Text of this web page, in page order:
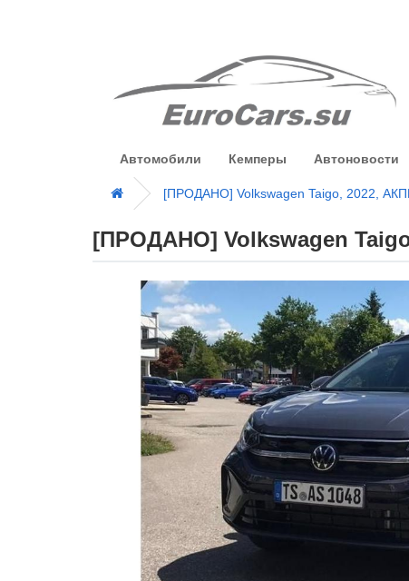
Автомобили Кемперы Автоновости
[ПРОДАНО] Volkswagen Taigo, 2022,
[ПРОДАНО] Volkswagen